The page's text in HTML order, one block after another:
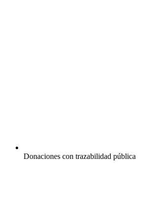
Donaciones con trazabilidad pública